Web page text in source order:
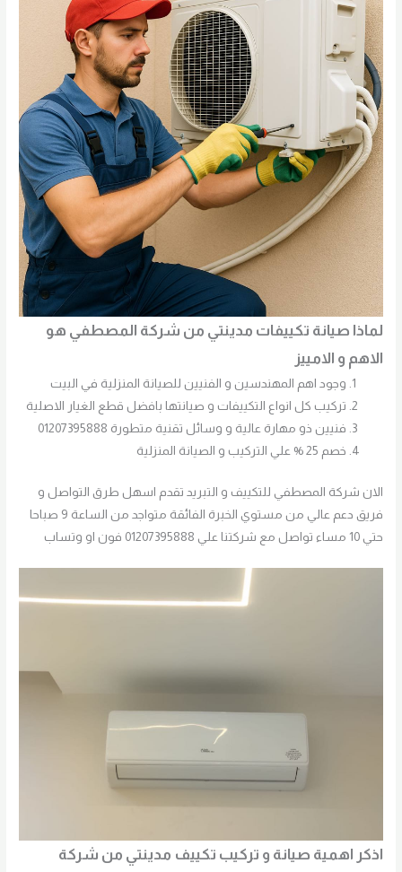
لماذا صيانة تكييفات مدينتي من شركة المصطفي هو
الاهم و الامييز
وجود اهم المهندسين و الفنيين للصيانة المنزلية في البيت
تركيب كل انواع التكييفات و صيانتها بافضل قطع الغيار الاصلية
فنيين ذو مهارة عالية و وسائل تقنية متطورة 01207395888
خصم 25 % علي التركيب و الصيانة المنزلية
الان شركة المصطفي للتكييف و التبريد تقدم اسهل طرق التواصل و
فريق دعم عالي من مستوي الخبرة الفائقة متواجد من الساعة 9 صباحا
حتي 10 مساء تواصل مع شركتنا علي 01207395888 فون او وتساب
اذكر اهمية صيانة و تركيب تكييف مدينتي من شركة